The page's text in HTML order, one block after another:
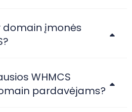
domain įmonės
WHMCS
pardavėjams?